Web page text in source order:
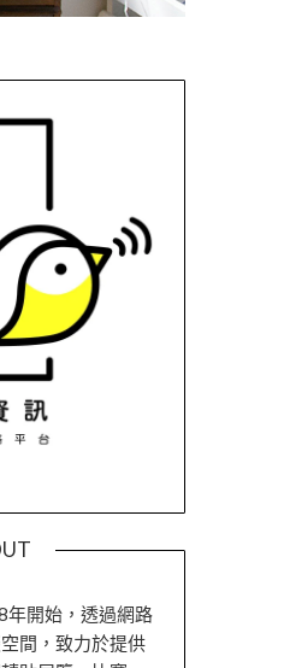
年開始，透過網路
間，致力於提供